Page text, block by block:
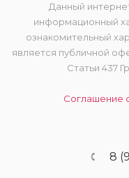
Данный
информационный
ознакомительный
является публичной
Статьи 437
Соглашение
8